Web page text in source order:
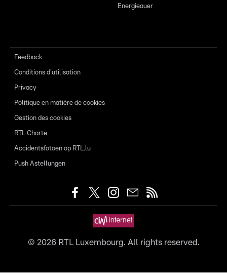
Energieauer
Feedback
Conditions d'utilisation
Privacy
Politique en matière de cookies
Gestion des cookies
RTL Charte
Accidentsfotoen op RTL.lu
Push Astellungen
© 2026RTL Luxembourg. All rights reserved.